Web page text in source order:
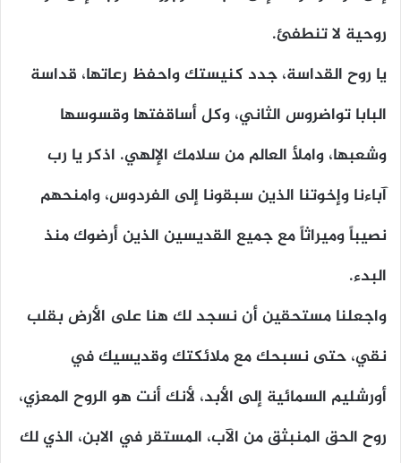
روحية لا تنطفئ.
يا روح القداسة، جدد كنيستك واحفظ رعاتها، قداسة
البابا تواضروس الثاني، وكل أساقفتها وقسوسها
وشعبها، واملأ العالم من سلامك الإلهي. اذكر يا رب
آباءنا وإخوتنا الذين سبقونا إلى الفردوس، وامنحهم
نصيباً وميراثاً مع جميع القديسين الذين أرضوك منذ
البدء.
واجعلنا مستحقين أن نسجد لك هنا على الأرض بقلب
نقي، حتى نسبحك مع ملائكتك وقديسيك في
أورشليم السمائية إلى الأبد، لأنك أنت هو الروح المعزي،
روح الحق المنبثق من الآب، المستقر في الابن، الذي لك